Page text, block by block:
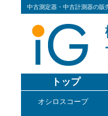
中古測定器・中古計測器の販
トップ
オシロスコープ